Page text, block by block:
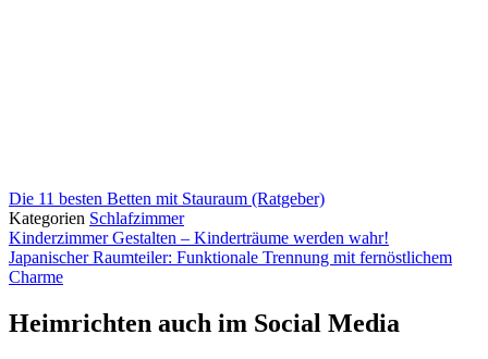
Die 11 besten Betten mit Stauraum (Ratgeber)
Kategorien Schlafzimmer
Kinderzimmer Gestalten – Kinderträume werden wahr!
Japanischer Raumteiler: Funktionale Trennung mit fernöstlichem
Charme
Heimrichten auch im Social Media